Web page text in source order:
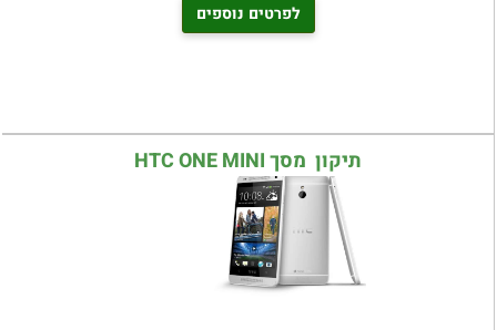
לפרטים נוספים
תיקון מסך HTC ONE MINI